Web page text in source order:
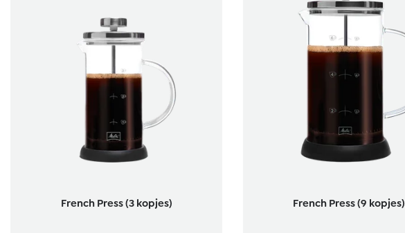
French Press (3 kopjes) French Press (9 kopjes)